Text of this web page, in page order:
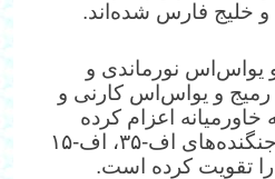
و خلیج فارس شده‌اند.
یو‌اس‌اس نورماندی و
و یو‌اس‌اس کارنی و
اعزام کرده
است و همزمان تعداد جنگنده‌های اف-۳۵، اف-۱۵